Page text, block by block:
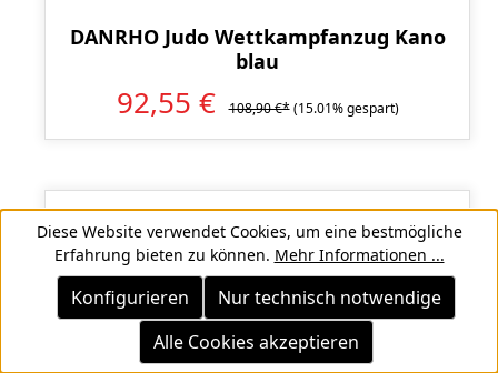
DANRHO Judo Wettkampfanzug Kano
blau
92,55 € 108,90 €* (15.01% gespart)
Rabatt
%
RESTPOSTEN
RESTPOSTEN
Diese Website verwendet Cookies, um eine bestmögliche
Erfahrung bieten zu können. Mehr Informationen ...
Nur technisch notwendige
Konfigurieren
Alle Cookies akzeptieren